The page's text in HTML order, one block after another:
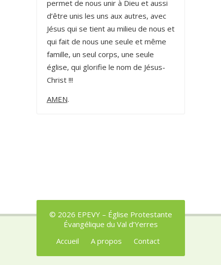
permet de nous unir à Dieu et aussi
d’être unis les uns aux autres, avec
Jésus qui se tient au milieu de nous et
qui fait de nous une seule et même
famille, un seul corps, une seule
église, qui glorifie le nom de Jésus-
Christ !!!
AMEN.
© 2026 EPEVY – Église Protestante
Évangélique du Val d’Yerres
Accueil
A propos Contact